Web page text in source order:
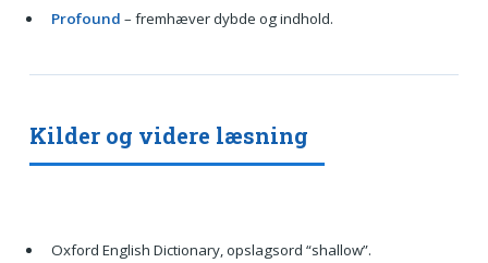
Profound – fremhæver dybde og indhold.
Kilder og videre læsning
Oxford English Dictionary, opslagsord “shallow”.